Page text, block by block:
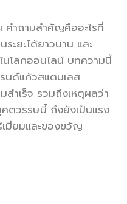
คำถามสำคัญคืออะไรที่
ะยะได้ยาวนาน และ
โลกออนไลน์ บทความนี้
นด์แก้วสแตนเลส
ำเร็จ รวมถึงเหตุผลว่า
ตวรรษนี้ ถึงยังเป็นแรง
มี่ยมและของขวัญ